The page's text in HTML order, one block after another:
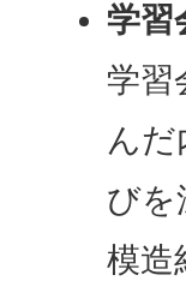
学習
学習
ん
びを
模造